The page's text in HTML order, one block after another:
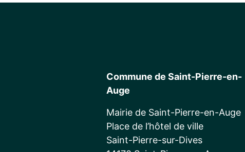
Commune de Saint-Pierre-en-
Auge
Mairie de Saint-Pierre-en-Auge
Place de l’hôtel de ville
Saint-Pierre-sur-Dives